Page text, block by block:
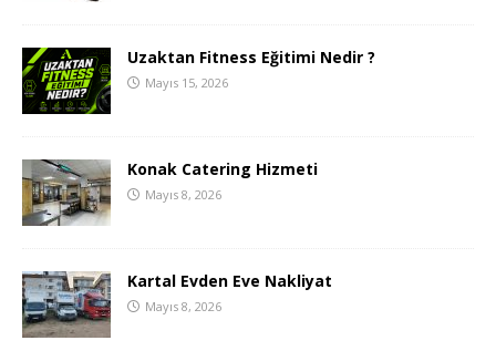
Uzaktan Fitness Eğitimi Nedir ?
Mayıs 15, 2026
Konak Catering Hizmeti
Mayıs 8, 2026
Kartal Evden Eve Nakliyat
Mayıs 8, 2026